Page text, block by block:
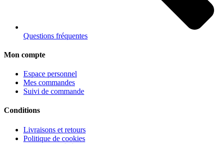
Questions fréquentes
Mon compte
Espace personnel
Mes commandes
Suivi de commande
Conditions
Livraisons et retours
Politique de cookies